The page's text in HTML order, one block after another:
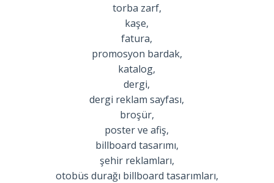
torba zarf,
kaşe,
fatura,
promosyon bardak,
katalog,
dergi,
dergi reklam sayfası,
broşür,
poster ve afiş,
billboard tasarımı,
şehir reklamları,
otobüs durağı billboard tasarımları,